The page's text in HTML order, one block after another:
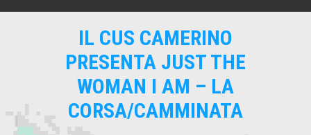
IL CUS CAMERINO
PRESENTA JUST THE
WOMAN I AM – LA
CORSA/CAMMINATA